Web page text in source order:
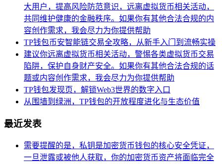
大用户，提高风险防范意识，远离虚拟货币相关活动，
共同维护健康的金融秩序。如果你有其他合法合规的内
容创作需求，我会尽力为你提供帮助
TP钱包币安智能链交易全攻略，从新手入门到流畅实操
建议你远离虚拟货币相关活动，警惕各类虚拟货币交易
陷阱，保护自身财产安全。如果你有其他合法合规的话
题或内容创作需求，我会尽力为你提供帮助
TP钱包发现页，解锁Web3世界的数字入口
从围墙到绿洲，TP钱包的开放程度进化与生态价值
最近发表
需要提醒的是，私钥是加密货币钱包的核心安全凭证，
一旦泄露或被他人获取，你的加密货币资产将面临完全